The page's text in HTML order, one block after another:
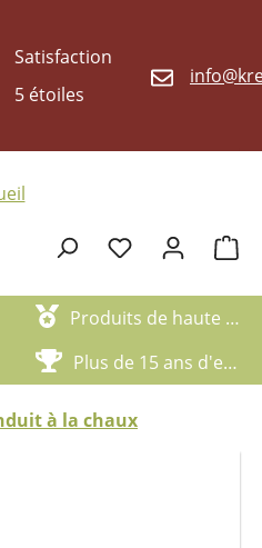
Satisfaction
5 étoiles
Le
Produits de haute qualité
Plus de 15 ans d'expérience
à la chaux